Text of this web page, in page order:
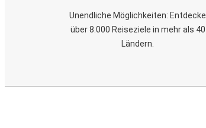
Unendliche Möglichkeiten: Entdecke
über 8.000 Reiseziele in mehr als 40
Ländern.